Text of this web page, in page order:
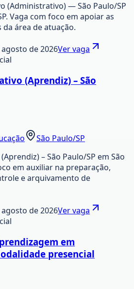
(Administrativo) — São Paulo/SP
Vaga com foco em apoiar as
área de atuação.
de 2026Ver vaga
(Aprendiz) – São
São Paulo/SP
– São Paulo/SP em São
em auxiliar na preparação,
e arquivamento de
de 2026Ver vaga
em
presencial